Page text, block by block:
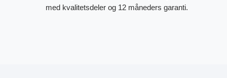
med kvalitetsdeler og 12 måneders garanti.